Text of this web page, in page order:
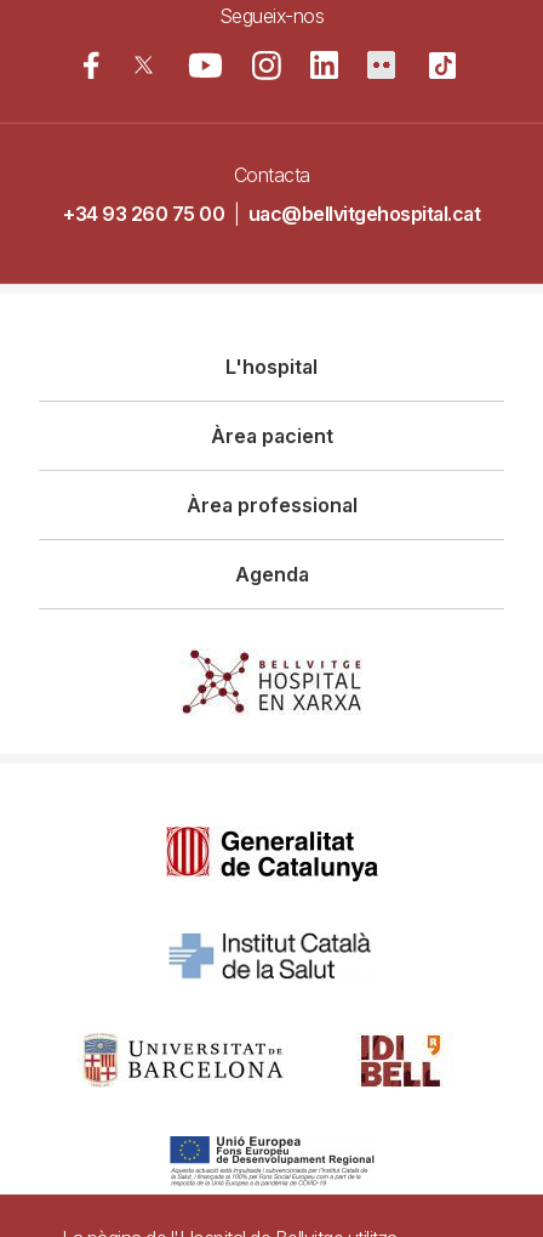
Segueix-nos
Contacta
+34 93 260 75 00
uac@bellvitgehospital.cat
principal
L'hospital
Àrea pacient
Àrea professional
Agenda